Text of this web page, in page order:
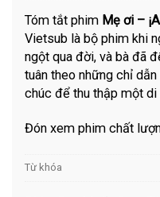
Tóm tắt phim Mẹ ơi –
Vietsub là bộ phim khi
ngột qua đời, và bà đã
tuân theo những chỉ
chúc để thu thập một di
Đón xem phim chất
Từ khóa